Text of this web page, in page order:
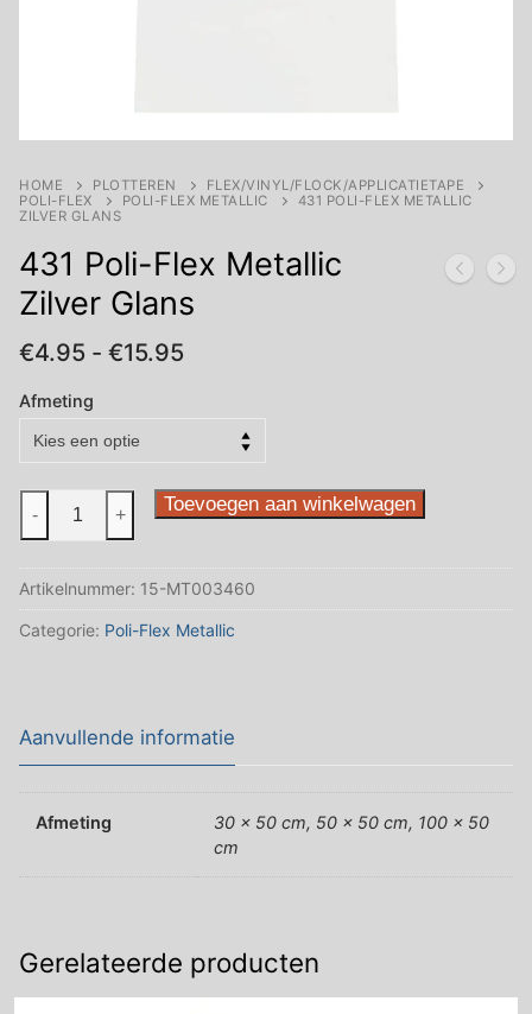
HOME PLOTTEREN
FLEX/VINYL/FLOCK/APPLICATIETAPE
POLI-FLEX
POLI-FLEX METALLIC
431 POLI-FLEX METALLIC
ZILVER GLANS
431 Poli-Flex Metallic
Zilver Glans
€4.95 - €15.95Prijsklasse:
Afmeting
Metallic
Zilver
- + Toevoegen aan winkelwagen
Artikelnummer: 15-MT003460
Categorie: Poli-Flex Metallic
Aanvullende informatie
Afmeting
30 x 50 cm, 50 x 50 cm, 100 x 50
cm
Gerelateerde producten